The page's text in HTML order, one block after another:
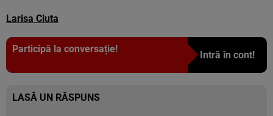
Larisa Ciuta
Participă la conversație!
Intră în cont!
LASĂ UN RĂSPUNS